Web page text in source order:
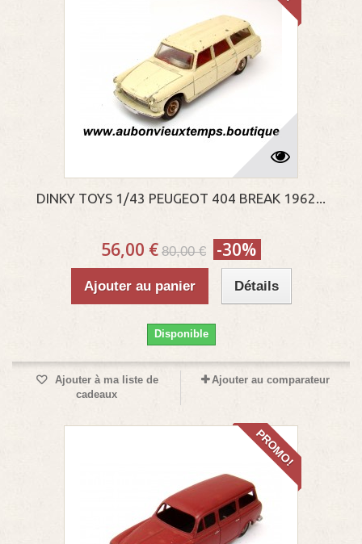
DINKY TOYS 1/43 PEUGEOT 404 BREAK 1962...
56,00 € 80,00 € -30%
Ajouter au panier Détails
Disponible
Ajouter à ma liste de
cadeaux
Ajouter au comparateur
PROMO!